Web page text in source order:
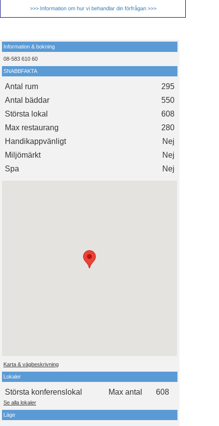
>>> Information om hur vi behandlar din förfrågan >>>
Information & bokning
08-583 610 60
SNABBFAKTA
Antal rum
295
Antal bäddar
550
Största lokal
608
Max restaurang
280
Handikappvänligt
Nej
Miljömärkt
Nej
Spa
Nej
Karta & vägbeskrivning
Lokaler
Största konferenslokal Max antal 608
Se alla lokaler
Läge